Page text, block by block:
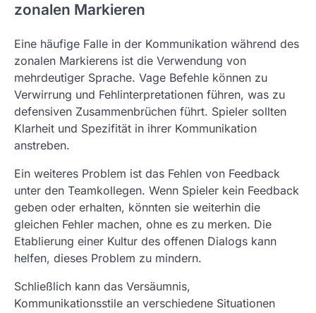
zonalen Markieren
Eine häufige Falle in der Kommunikation während des
zonalen Markierens ist die Verwendung von
mehrdeutiger Sprache. Vage Befehle können zu
Verwirrung und Fehlinterpretationen führen, was zu
defensiven Zusammenbrüchen führt. Spieler sollten
Klarheit und Spezifität in ihrer Kommunikation
anstreben.
Ein weiteres Problem ist das Fehlen von Feedback
unter den Teamkollegen. Wenn Spieler kein Feedback
geben oder erhalten, könnten sie weiterhin die
gleichen Fehler machen, ohne es zu merken. Die
Etablierung einer Kultur des offenen Dialogs kann
helfen, dieses Problem zu mindern.
Schließlich kann das Versäumnis,
Kommunikationsstile an verschiedene Situationen